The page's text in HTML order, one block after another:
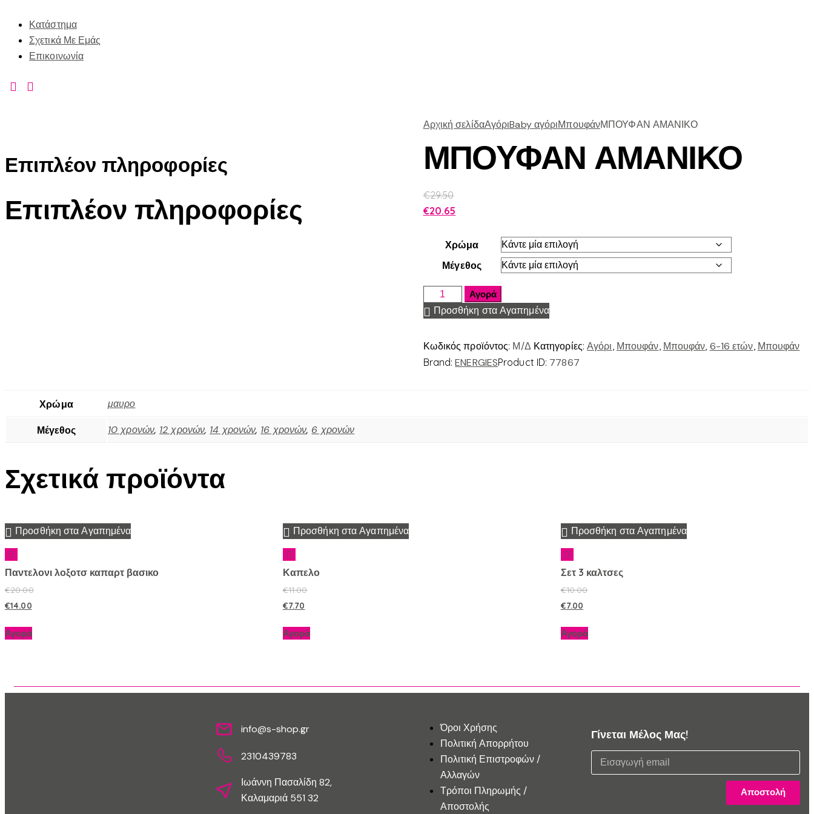
Κατάστημα
Σχετικά Με Εμάς
Επικοινωνία
Αρχική σελίδαΑγόριBaby αγόριΜπουφάνΜΠΟΥΦΑΝ ΑΜΑΝΙΚΟ
ΜΠΟΥΦΑΝ ΑΜΑΝΙΚΟ
€29.50
€20.65
Χρώμα
Μέγεθος
Αγορά
Προσθήκη στα Αγαπημένα
Κωδικός προϊόντος: Μ/Δ Κατηγορίες:Αγόρι Μπουφάν Μπουφάν 6-16 ετών Μπουφάν
Brand:ENERGIESProduct ID: 77867
Επιπλέον πληροφορίες
Επιπλέον πληροφορίες
Χρώμα μαυρο
Μέγεθος 10 χρονών, 12 χρονών, 14 χρονών, 16 χρονών, 6 χρονών
Σχετικά προϊόντα
Προσθήκη στα Αγαπημένα
Παντελονι λοξοτσ καπαρτ βασικο
€20.00
€14.00
Αγορά
Προσθήκη στα Αγαπημένα
Καπελο
€11.00
€7.70
Αγορά
Προσθήκη στα Αγαπημένα
Σετ 3 καλτσες
€10.00
€7.00
Αγορά
info@s-shop.gr
2310439783
Ιωάννη Πασαλίδη 82,
Καλαμαριά 551 32
Όροι Χρήσης
Πολιτική Απορρήτου
Πολιτική Επιστροφών /
Αλλαγών
Τρόποι Πληρωμής /
Αποστολής
Γίνεται Μέλος Μας!
Αποστολή